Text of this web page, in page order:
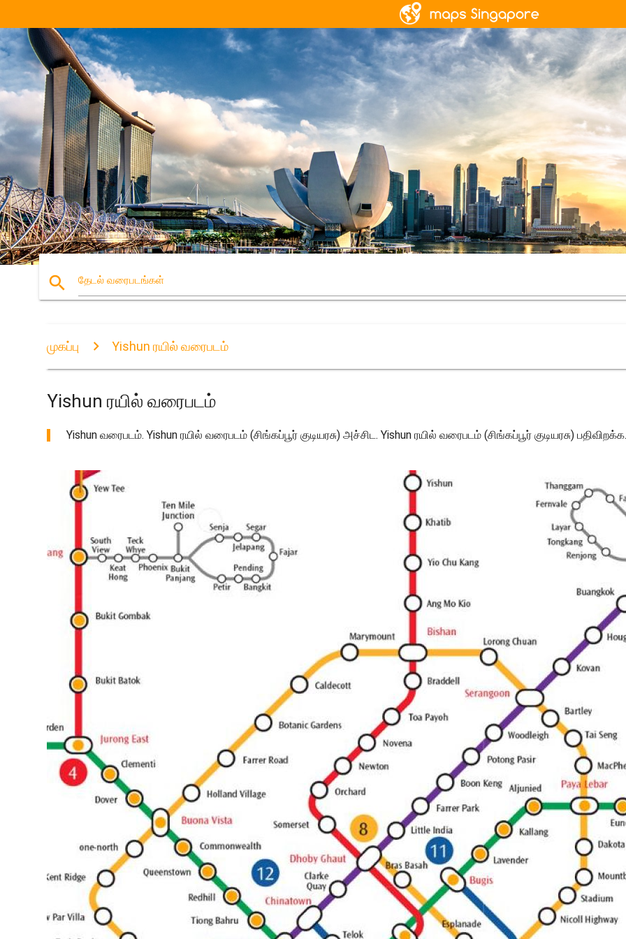
search தேடல் வரைபடங்கள்
முகப்பு Yishun ரயில் வரைபடம்
Yishun ரயில் வரைபடம்
Yishun வரைபடம். Yishun ரயில் வரைபடம் (சிங்கப்பூர் குடியரசு) அச்சிட. Yishun ரயில் வரைபடம் (சிங்கப்பூர் குடியரசு) பதிவிறக்க.